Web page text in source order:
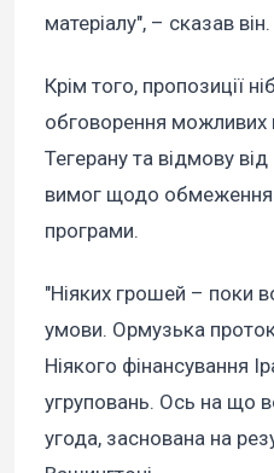
матеріалу", – сказав він.
Крім того, пропозиції
обговорення можливих
Тегерану та відмову
вимог щодо обмеження
програми.
"Ніяких грошей – поки
умови. Ормузька
Ніякого фінансування
угруповань. Ось на що
угода, заснована на